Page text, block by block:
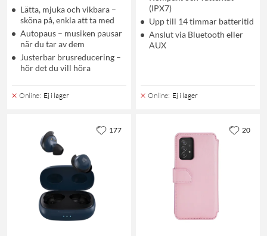
Lätta, mjuka och vikbara –
sköna på, enkla att ta med
Autopaus – musiken pausar
när du tar av dem
Justerbar brusreducering –
hör det du vill höra
Online: Ej i lager
(IPX7)
Upp till 14 timmar batteritid
Anslut via Bluetooth eller
AUX
Online: Ej i lager
177 20